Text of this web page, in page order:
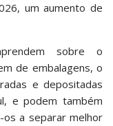
um aumento de
sobre o
de embalagens, o
e depositadas
e podem também
os a separar melhor